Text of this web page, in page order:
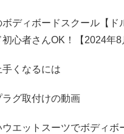
ディボードスクール【ド
心者さんOK！【2024年8
くなるには
グ取付けの動画
エットスーツでボディボ